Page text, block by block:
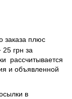
заказа плюс
грн за
рассчитывается
и объявленной
в